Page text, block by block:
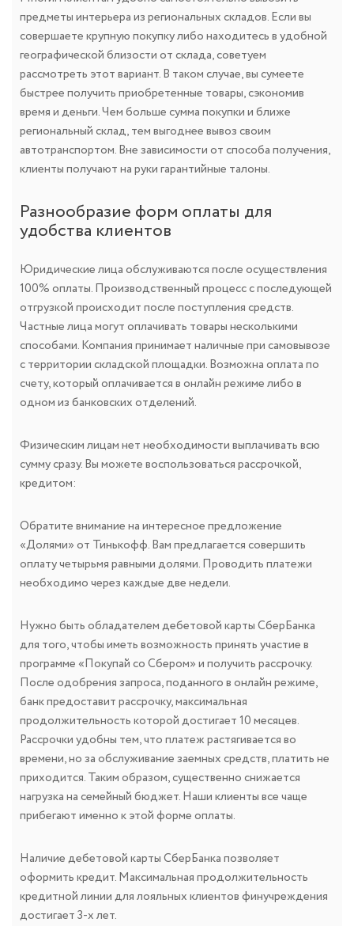
предметы интерьера из региональных складов. Если вы
совершаете крупную покупку либо находитесь в удобной
географической близости от склада, советуем
рассмотреть этот вариант. В таком случае, вы сумеете
быстрее получить приобретенные товары, сэкономив
время и деньги. Чем больше сумма покупки и ближе
региональный склад, тем выгоднее вывоз своим
автотранспортом. Вне зависимости от способа получения,
клиенты получают на руки гарантийные талоны.
Разнообразие форм оплаты для
удобства клиентов
Юридические лица обслуживаются после осуществления
100% оплаты. Производственный процесс с последующей
отгрузкой происходит после поступления средств.
Частные лица могут оплачивать товары несколькими
способами. Компания принимает наличные при самовывозе
с территории складской площадки. Возможна оплата по
счету, который оплачивается в онлайн режиме либо в
одном из банковских отделений.
Физическим лицам нет необходимости выплачивать всю
сумму сразу. Вы можете воспользоваться рассрочкой,
кредитом:
Обратите внимание на интересное предложение
«Долями» от Тинькофф. Вам предлагается совершить
оплату четырьмя равными долями. Проводить платежи
необходимо через каждые две недели.
Нужно быть обладателем дебетовой карты СберБанка
для того, чтобы иметь возможность принять участие в
программе «Покупай со Сбером» и получить рассрочку.
После одобрения запроса, поданного в онлайн режиме,
банк предоставит рассрочку, максимальная
продолжительность которой достигает 10 месяцев.
Рассрочки удобны тем, что платеж растягивается во
времени, но за обслуживание заемных средств, платить не
приходится. Таким образом, существенно снижается
нагрузка на семейный бюджет. Наши клиенты все чаще
прибегают именно к этой форме оплаты.
Наличие дебетовой карты СберБанка позволяет
оформить кредит. Максимальная продолжительность
кредитной линии для лояльных клиентов финучреждения
достигает 3-х лет.